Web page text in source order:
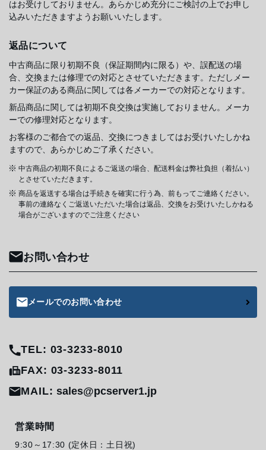
はお受けしておりません。あらかじめ充分にご検討の上でお申し
込みいただきますようお願いいたします。
返品について
中古商品に限り初期不良（保証期間内に限る）や、誤配送の場
合、交換または修理での対応とさせていただきます。ただしメー
カー保証のある商品に関しては各メーカーでの対応となります。
新品商品に関しては初期不良交換は実施しておりません。メーカ
ーでの修理対応となります。
お客様のご都合での返品、交換につきましてはお受けいたしかね
ますので、あらかじめご了承ください。
中古商品の初期不良によるご返送の場合、配送料金は弊社負担（着払い）
とさせていただきます。
商品を返送する場合は手続きを確実に行う為、前もってご連絡ください。
事前の連絡なくご返送いただいた場合は返品、交換をお受けいたしかねる
場合がございますのでご注意ください
お問い合わせ
メールでのお問い合わせ
TEL: 03-3233-8010
FAX: 03-3233-8011
MAIL:sales@pcserver1.jp
営業時間
9:30～17:30 (定休日：土日祝)